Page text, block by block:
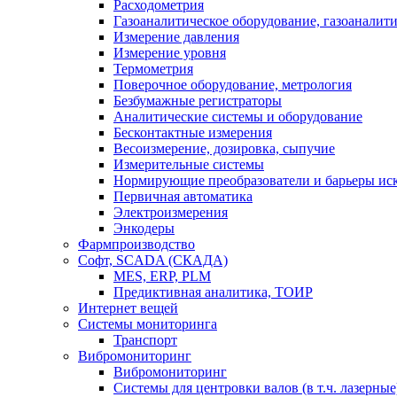
Расходометрия
Газоаналитическое оборудование,
Измерение давления
Измерение уровня
Термометрия
Поверочное оборудование, метрология
Безбумажные регистраторы
Аналитические системы и оборудование
Бесконтактные измерения
Весоизмерение, дозировка, сыпучие
Измерительные системы
Нормирующие преобразователи и барьеры
Первичная автоматика
Электроизмерения
Энкодеры
Фармпроизводство
Софт, SCADA (СКАДА)
MES, ERP, PLM
Предиктивная аналитика, ТОИР
Интернет вещей
Системы мониторинга
Транспорт
Вибромониторинг
Вибромониторинг
Системы для центровки валов (в т.ч.